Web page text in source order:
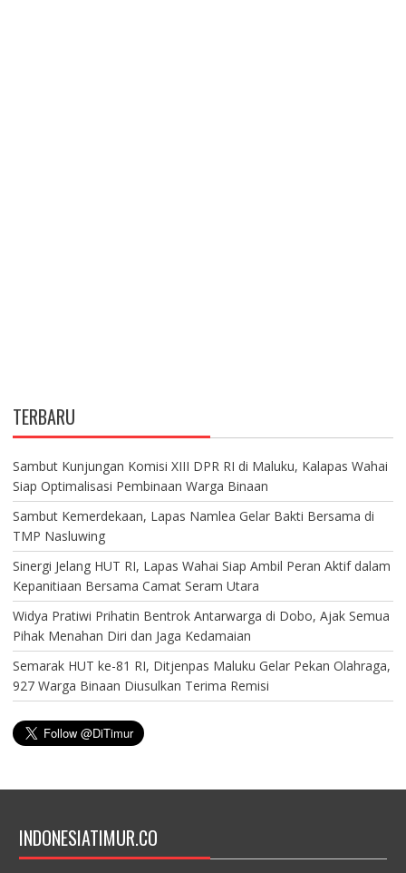
TERBARU
Sambut Kunjungan Komisi XIII DPR RI di Maluku, Kalapas Wahai
Siap Optimalisasi Pembinaan Warga Binaan
Sambut Kemerdekaan, Lapas Namlea Gelar Bakti Bersama di
TMP Nasluwing
Sinergi Jelang HUT RI, Lapas Wahai Siap Ambil Peran Aktif dalam
Kepanitiaan Bersama Camat Seram Utara
Widya Pratiwi Prihatin Bentrok Antarwarga di Dobo, Ajak Semua
Pihak Menahan Diri dan Jaga Kedamaian
Semarak HUT ke-81 RI, Ditjenpas Maluku Gelar Pekan Olahraga,
927 Warga Binaan Diusulkan Terima Remisi
INDONESIATIMUR.CO